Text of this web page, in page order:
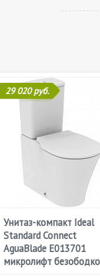
29 020 руб.
Унитаз-компакт Ideal
Standard Connect
AguaBlade E013701
микролифт